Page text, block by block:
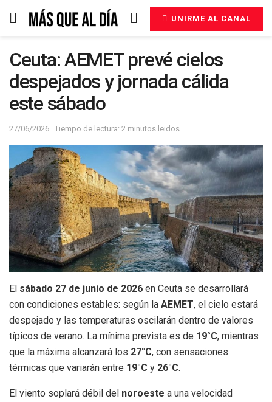
UNIRME AL CANAL
Ceuta: AEMET prevé cielos
despejados y jornada cálida
este sábado
27/06/2026 Tiempo de lectura: 2 minutos leidos
El sábado 27 de junio de 2026 en Ceuta se desarrollará
con condiciones estables: según la AEMET, el cielo estará
despejado y las temperaturas oscilarán dentro de valores
típicos de verano. La mínima prevista es de 19°C, mientras
que la máxima alcanzará los 27°C, con sensaciones
térmicas que variarán entre 19°C y 26°C.
El viento soplará débil del noroeste a una velocidad